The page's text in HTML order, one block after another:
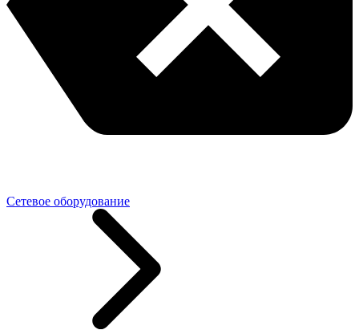
Сетевое оборудование